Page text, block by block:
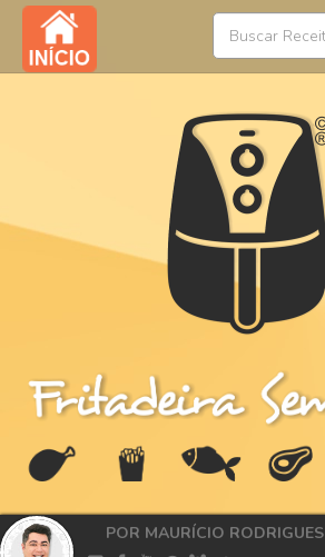
Índice / Todas as Receitas
Ofertas
POR MAURÍCIO RODRIGUES